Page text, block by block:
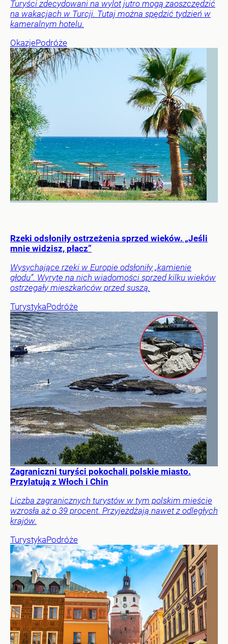
Turyści zdecydowani na wylot jutro mogą zaoszczędzić
na wakacjach w Turcji. Tutaj można spędzić tydzień w
kameralnym hotelu.
OkazjePodróże
Rzeki odsłoniły ostrzeżenia sprzed wieków. „Jeśli
mnie widzisz, płacz”
Wysychające rzeki w Europie odsłoniły „kamienie
głodu”. Wyryte na nich wiadomości sprzed kilku wieków
ostrzegały mieszkańców przed suszą.
TurystykaPodróże
Zagraniczni turyści pokochali polskie miasto.
Przylatują z Włoch i Chin
Liczba zagranicznych turystów w tym polskim mieście
wzrosła aż o 39 procent. Przyjeżdżają nawet z odległych
krajów.
TurystykaPodróże